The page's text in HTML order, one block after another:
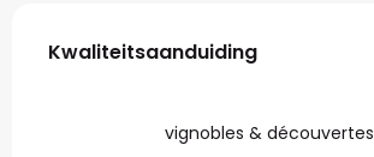
Dienstverlening
Kwaliteitsaanduiding
Kwaliteitsaanduiding
vignobles & découvertes